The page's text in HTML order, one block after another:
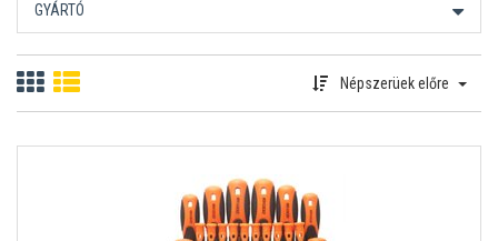
GYÁRTÓ
Népszerüek előre